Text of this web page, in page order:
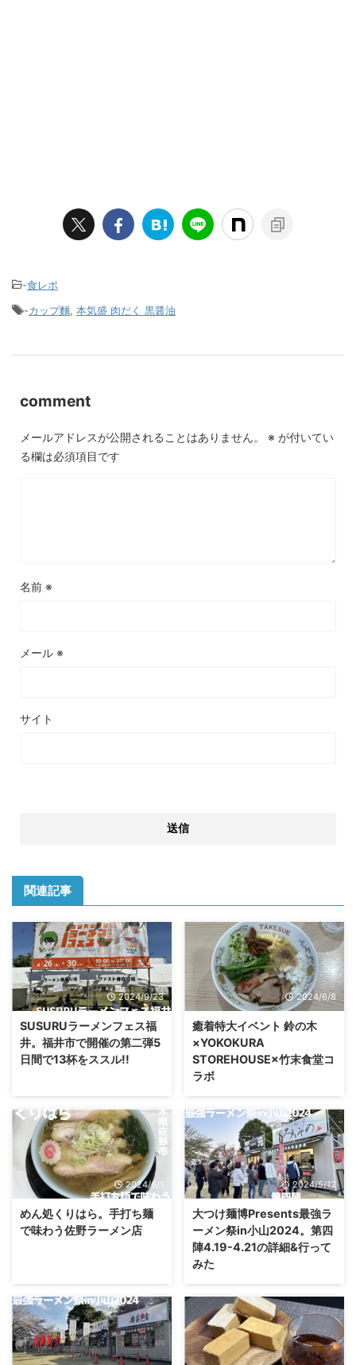
-食レポ
-カップ麵, 本気盛 肉だく 黒醤油
comment
メールアドレスが公開されることはありません。 ※ が付いてい
る欄は必須項目です
名前 ※
メール ※
サイト
関連記事
2024/9/23
SUSURUラーメンフェス福
井。福井市で開催の第二弾5
日間で13杯をススル!!
2024/6/8
癒着特大イベント 鈴の木
×YOKOKURA
STOREHOUSE×竹末食堂コ
ラボ
2024/6/1
めん処くりはら。手打ち麺
で味わう佐野ラーメン店
2024/5/12
大つけ麺博Presents最強ラ
ーメン祭in小山2024。第四
陣4.19-4.21の詳細&行って
みた